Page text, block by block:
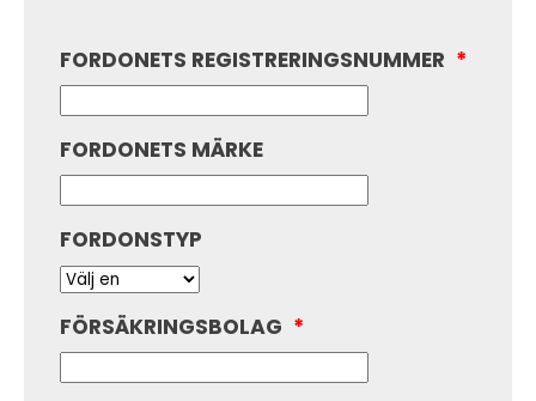
FORDONETS REGISTRERINGSNUMMER *
FORDONETS MÄRKE
FORDONSTYP
FÖRSÄKRINGSBOLAG *